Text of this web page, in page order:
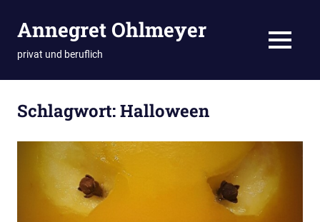
InhaltAnnegret Ohlmeyer
privat und beruflich MENÜ
Schlagwort:Halloween